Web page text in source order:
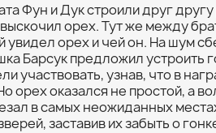
Фун и Дук строили друг
орех. Тут же между
увидел орех и чей он. На шум
Барсук предложил устроить
участвовать, узнав, что в
орех оказался не простой, а
в самых неожиданных
заставив их забыть о